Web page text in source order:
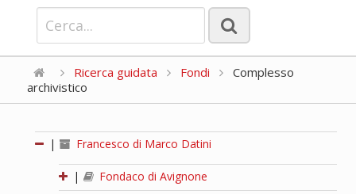
Ricerca guidata Fondi
Complesso
archivistico
| Francesco di Marco Datini
|
Fondaco di Avignone